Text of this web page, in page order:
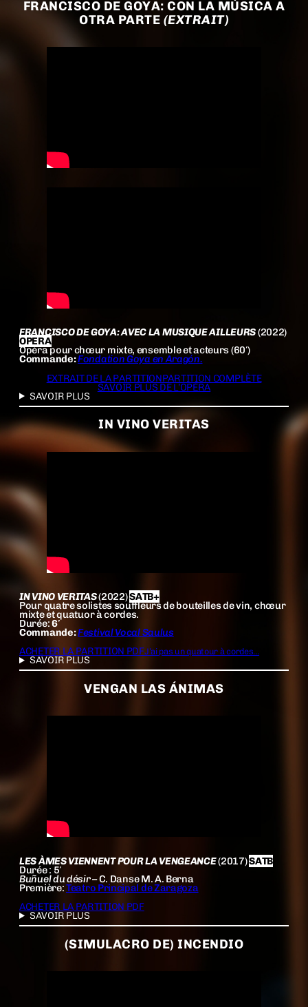
FRANCISCO DE GOYA: CON LA MÚSICA A
OTRA PARTE (EXTRAIT)
FRANCISCO DE GOYA: AVEC LA MUSIQUE AILLEURS(2022)
OPERA
Opéra pour chœur mixte, ensemble et acteurs (60′)
Commande:Fondation Goya en Aragón.
EXTRAIT DE LA PARTITIONPARTITION COMPLÈTE
SAVOIR PLUS DE L’OPÉRA
SAVOIR PLUS
IN VINO VERITAS
IN VINO VERITAS(2022)SATB+
Pour quatre solistes souffleurs de bouteilles de vin, chœur
mixte et quatuor à cordes.
Durée:6′
Commande:Festival Vocal Saulus
ACHETER LA PARTITION PDFJ’ai pas un quatour à cordes…
SAVOIR PLUS
VENGAN LAS ÁNIMAS
LES ÀMES VIENNENT POUR LA VENGEANCE(2017)SATB
Durée : 5′
Buñuel du désir– C. Danse M. A. Berna
Première:Teatro Principal de Zaragoza
ACHETER LA PARTITION PDF
SAVOIR PLUS
(SIMULACRO DE) INCENDIO